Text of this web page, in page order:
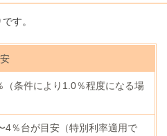
す。
（条件により1.0％程度になる場
4％台が目安（特別利率適用で